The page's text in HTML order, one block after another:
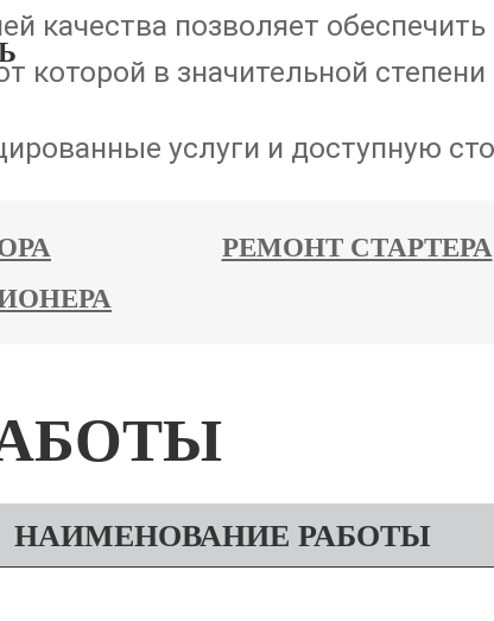
качества позволяет
которой в значительной
услуги и доступную
РЕМОНТ СТАРТЕРА
НАИМЕНОВАНИЕ РАБОТЫ